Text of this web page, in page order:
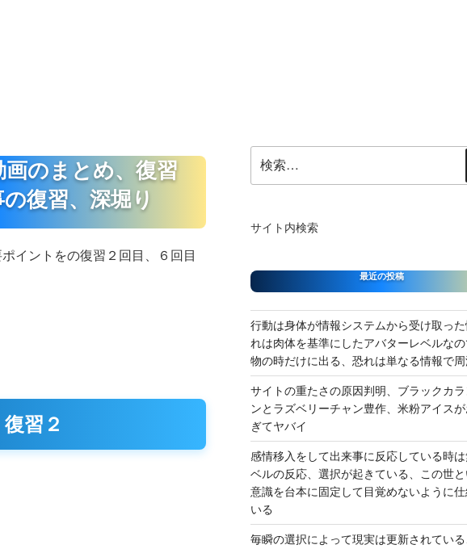
のまとめ、復習
復習、深堀り
イントをの復習２回目、６回目
習２
索:
サイト内検索
最近の投稿
行動は身体が情報システムから受け取っ
れは肉体を基準にしたアバターレベルなの
物の時だけに出る、恐れは単なる情報で周
サイトの重たさの原因判明、ブラックカラ
ンとラズベリーチャン豊作、米粉アイス
ぎてヤバイ
感情移入をして出来事に反応している時
ベルの反応、選択が起きている、この世
意識を台本に固定して目覚めないように
いる
毎瞬の選択によって現実は更新されてい